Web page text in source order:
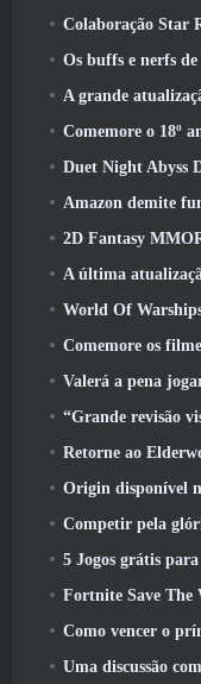
Colaboração Star
Os buffs e nerfs
A grande atualização da nona onda do
Comemore o 18º
Duet Night Abyss Devs emite
Amazon demite
2D Fantasy
A última atualização do Vindictus
World Of Warships
Comemore os filmes em
Valerá a pena jogar
“Grande revisão
Retorne ao
Origin disponível no
Competir pela glória na competição
5 Jogos grátis
Fortnite Save The World
Como vencer o
Uma discussão com o fundador e